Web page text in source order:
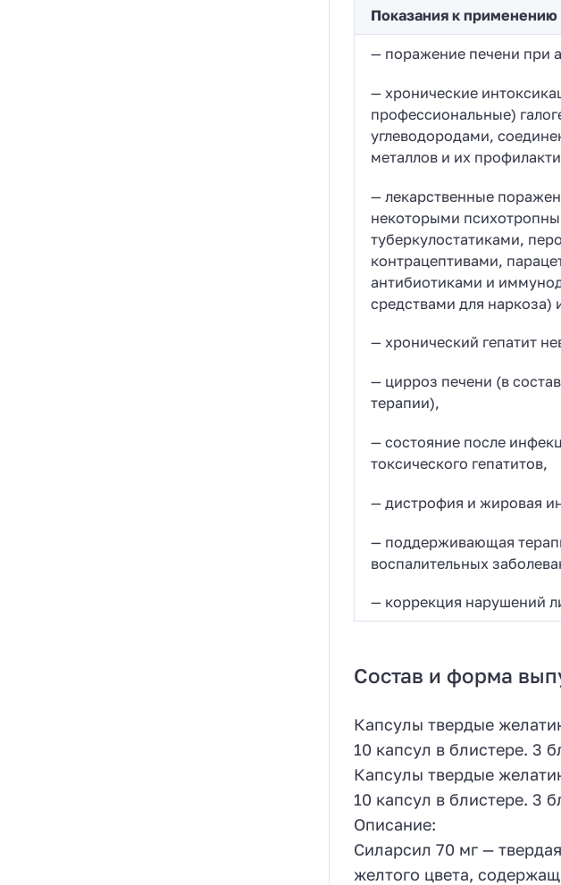
Показания к применению
— поражение печени при
— хронические
профессиональные)
углеводородами,
металлов и их
— лекарственные
некоторыми
туберкулостатиками,
контрацептивами,
антибиотиками и
средствами для наркоза)
— хронический гепатит
— цирроз печени (в
терапии),
— состояние после
токсического гепатитов,
— дистрофия и жировая
— поддерживающая
воспалительных
— коррекция нарушений
Состав и форма
Капсулы твердые
10 капсул в блистере. 3
Капсулы твердые
10 капсул в блистере. 3
Описание:
Силарсил 70 мг —
желтого цвета,